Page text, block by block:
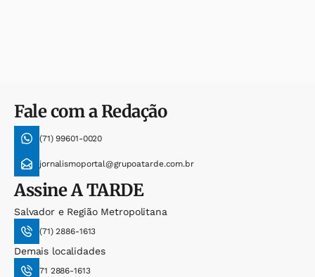
Fale com a Redação
(71) 99601-0020
jornalismoportal@grupoatarde.com.br
AssineA TARDE
Salvador e Região Metropolitana
(71) 2886-1613
Demais localidades
71 2886-1613